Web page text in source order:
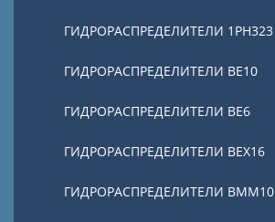
ГИДРОРАСПРЕДЕЛИТЕЛИ 1РН323
ГИДРОРАСПРЕДЕЛИТЕЛИ ВЕ10
ГИДРОРАСПРЕДЕЛИТЕЛИ ВЕ6
ГИДРОРАСПРЕДЕЛИТЕЛИ ВЕХ16
ГИДРОРАСПРЕДЕЛИТЕЛИ ВММ10